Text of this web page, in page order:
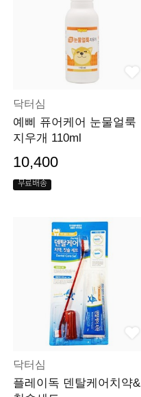
닥터심
예삐 퓨어케어 눈물얼룩
지우개 110ml
10,400
무료배송
닥터심
플레이독 덴탈케어치약&